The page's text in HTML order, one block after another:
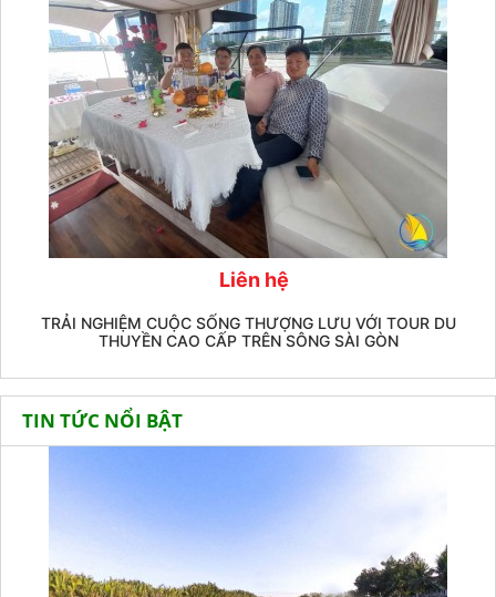
Liên hệ
TRẢI NGHIỆM CUỘC SỐNG THƯỢNG LƯU VỚI TOUR DU
THUYỀN CAO CẤP TRÊN SÔNG SÀI GÒN
TIN TỨC NỔI BẬT